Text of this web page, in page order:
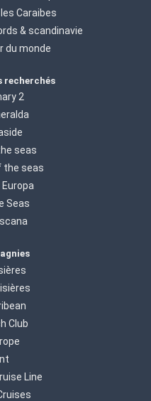
Caraibes
& scandinavie
du monde
recherchés
2
seas
the seas
Europa
Seas
Club
Line